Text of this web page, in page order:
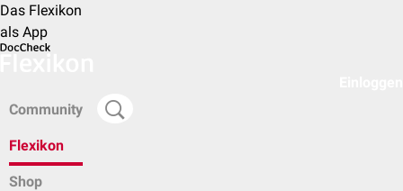
Das Flexikon
als App
Community
Flexikon
Shop